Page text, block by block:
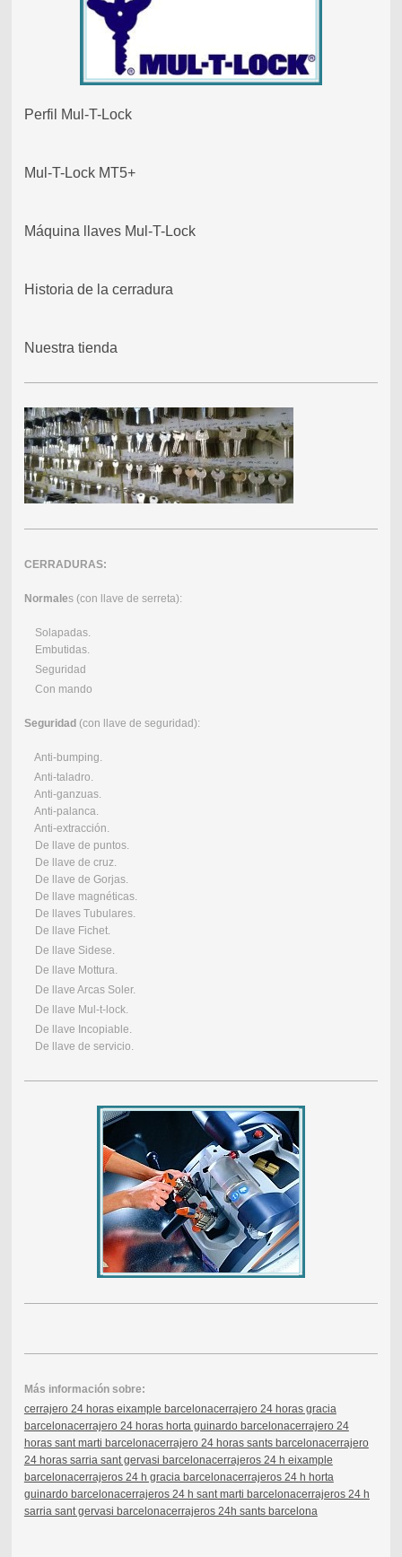
Perfil Mul-T-Lock
Mul-T-Lock MT5+
Máquina llaves Mul-T-Lock
Historia de la cerradura
Nuestra tienda
CERRADURAS:
Normales (con llave de serreta):
Solapadas.
Embutidas.
Seguridad
Con mando
Seguridad(con llave de seguridad):
Anti-bumping.
Anti-taladro.
Anti-ganzuas.
Anti-palanca.
Anti-extracción.
De llave de puntos.
De llave de cruz.
De llave de Gorjas.
De llave magnéticas.
De llaves Tubulares.
De llave Fichet.
De llave Sidese.
De llave Mottura.
De llave Arcas Soler.
De llave Mul-t-lock.
De llave Incopiable.
De llave de servicio.
Más información sobre:
cerrajero 24 horas eixample barcelonacerrajero 24 horas gracia
barcelonacerrajero 24 horas horta guinardo barcelonacerrajero 24
horas sant marti barcelonacerrajero 24 horas sants barcelonacerrajero
24 horas sarria sant gervasi barcelonacerrajeros 24 h eixample
barcelonacerrajeros 24 h gracia barcelonacerrajeros 24 h horta
guinardo barcelonacerrajeros 24 h sant marti barcelonacerrajeros 24 h
sarria sant gervasi barcelonacerrajeros 24h sants barcelona